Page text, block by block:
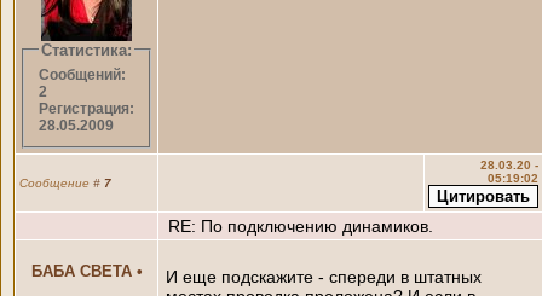
Статистика:
Сообщений:
2
Регистрация:
28.05.2009
Сообщение # 7
28.03.20 -
05:19:02
RE: По подключению динамиков.
БАБА СВЕТА •
И еще подскажите - спереди в штатных